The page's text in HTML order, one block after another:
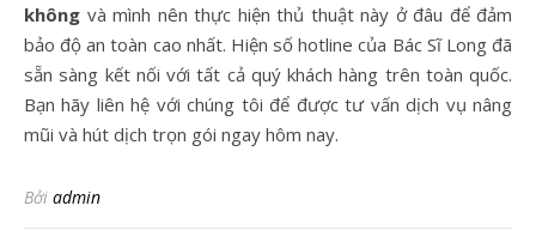
không và mình nên thực hiện thủ thuật này ở đâu để đảm
bảo độ an toàn cao nhất. Hiện số hotline của Bác Sĩ Long đã
sẵn sàng kết nối với tất cả quý khách hàng trên toàn quốc.
Bạn hãy liên hệ với chúng tôi để được tư vấn dịch vụ nâng
mũi và hút dịch trọn gói ngay hôm nay.
Bởi admin